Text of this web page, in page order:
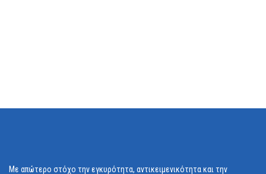
Με απώτερο στόχο την εγκυρότητα, αντικειμενικότητα και την